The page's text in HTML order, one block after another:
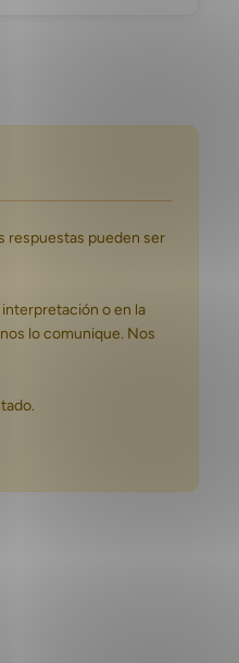
respuestas pueden ser
o en la
lo comunique. Nos